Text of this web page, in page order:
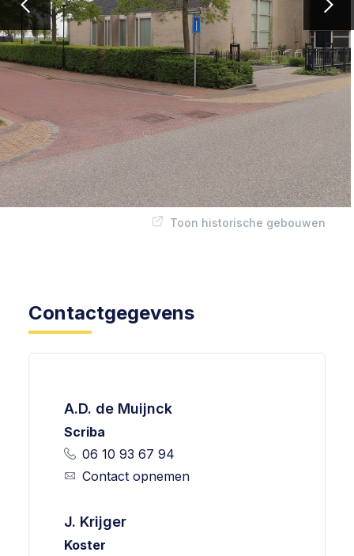
Toon historische gebouwen
Contactgegevens
A.D. de Muijnck
Scriba
06 10 93 67 94
Contact opnemen
J. Krijger
Koster